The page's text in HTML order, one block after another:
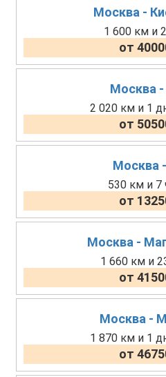
Москва -
1 600 км и
от
Москва -
2 020 км и 1
от
Москва
530 км и 7
от
Москва -
1 660 км и
от
Москва -
1 870 км и 1
от